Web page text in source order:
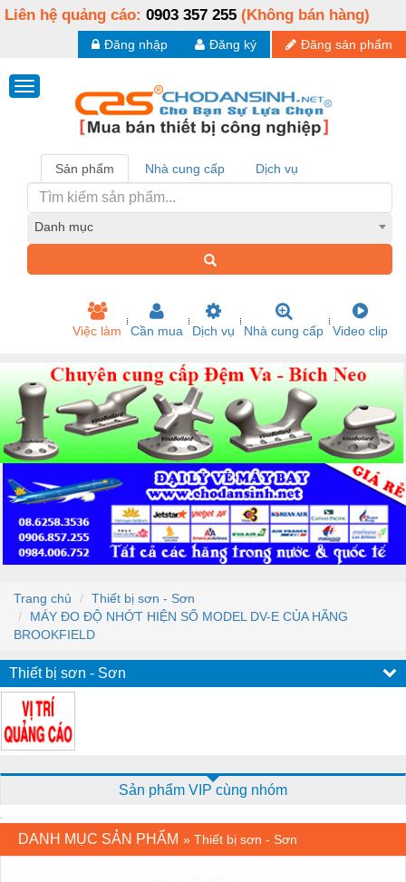
Liên hệ quảng cáo: 0903 357 255 (Không bán hàng)
Đăng sản phẩm
Đăng ký
Đăng nhập
Sản phẩm Nhà cung cấp Dịch vụ
Danh mục
Việc làm Cần mua Dịch vụ Nhà cung cấp Video clip
Trang chủ
Thiết bị sơn - Sơn
MÁY ĐO ĐỘ NHỚT HIỆN SỐ MODEL DV-E CỦA HÃNG
BROOKFIELD
Thiết bị sơn - Sơn
Sản phẩm VIP cùng nhóm
DANH MỤC SẢN PHẨM » Thiết bị sơn - Sơn